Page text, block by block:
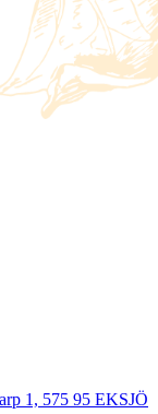
1, 575 95 EKSJÖ